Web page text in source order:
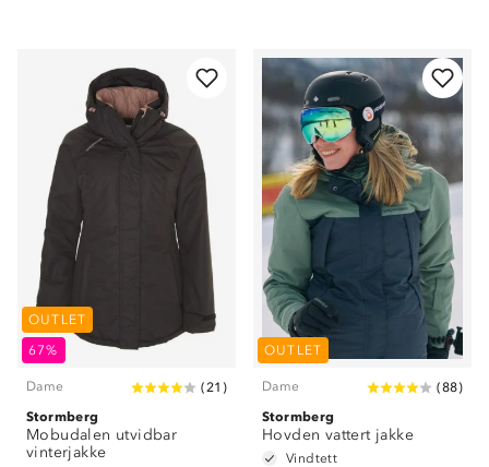
OUTLET
67%
Dame (21 )
Stormberg
Mobudalen utvidbar
vinterjakke
OUTLET
Dame (88)
Stormberg
Hovden vattert jakke
Vindtett